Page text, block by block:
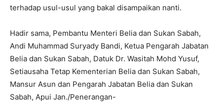
terhadap usul-usul yang bakal disampaikan nanti.
Hadir sama, Pembantu Menteri Belia dan Sukan Sabah,
Andi Muhammad Suryady Bandi, Ketua Pengarah Jabatan
Belia dan Sukan Sabah, Datuk Dr. Wasitah Mohd Yusuf,
Setiausaha Tetap Kementerian Belia dan Sukan Sabah,
Mansur Asun dan Pengarah Jabatan Belia dan Sukan
Sabah, Apui Jan./Penerangan-